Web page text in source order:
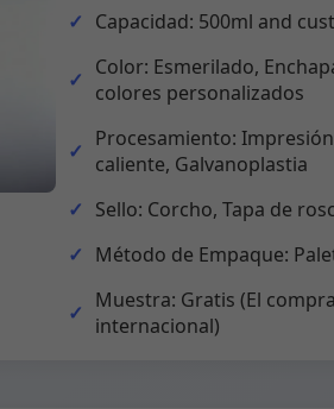
Capacidad: 500ml and
Color: Esmerilado,
colores personalizados
Procesamiento:
caliente, Galvanoplastia
Sello: Corcho, Tapa de
Método de Empaque:
Muestra: Gratis (El
internacional)